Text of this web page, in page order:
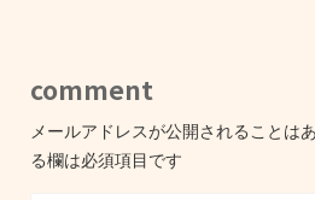
comment
メールアドレスが公開されることは
る欄は必須項目です